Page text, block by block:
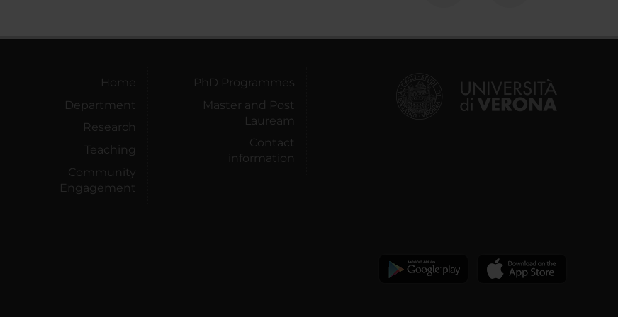
Home
Department
Research
Teaching
Community
Engagement
PhD Programmes
Master and Post
Lauream
Contact
information